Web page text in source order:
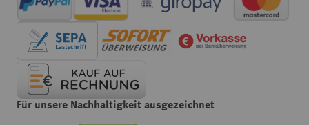
Für unsere Nachhaltigkeit ausgezeichnet